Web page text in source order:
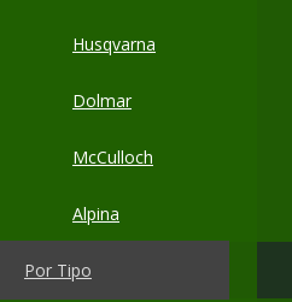
Husqvarna
Dolmar
McCulloch
Alpina
Por Tipo